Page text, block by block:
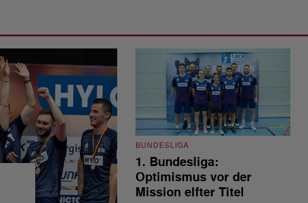
BUNDESLIGA
1. Bundesliga:
Optimismus vor der
Mission elfter Titel